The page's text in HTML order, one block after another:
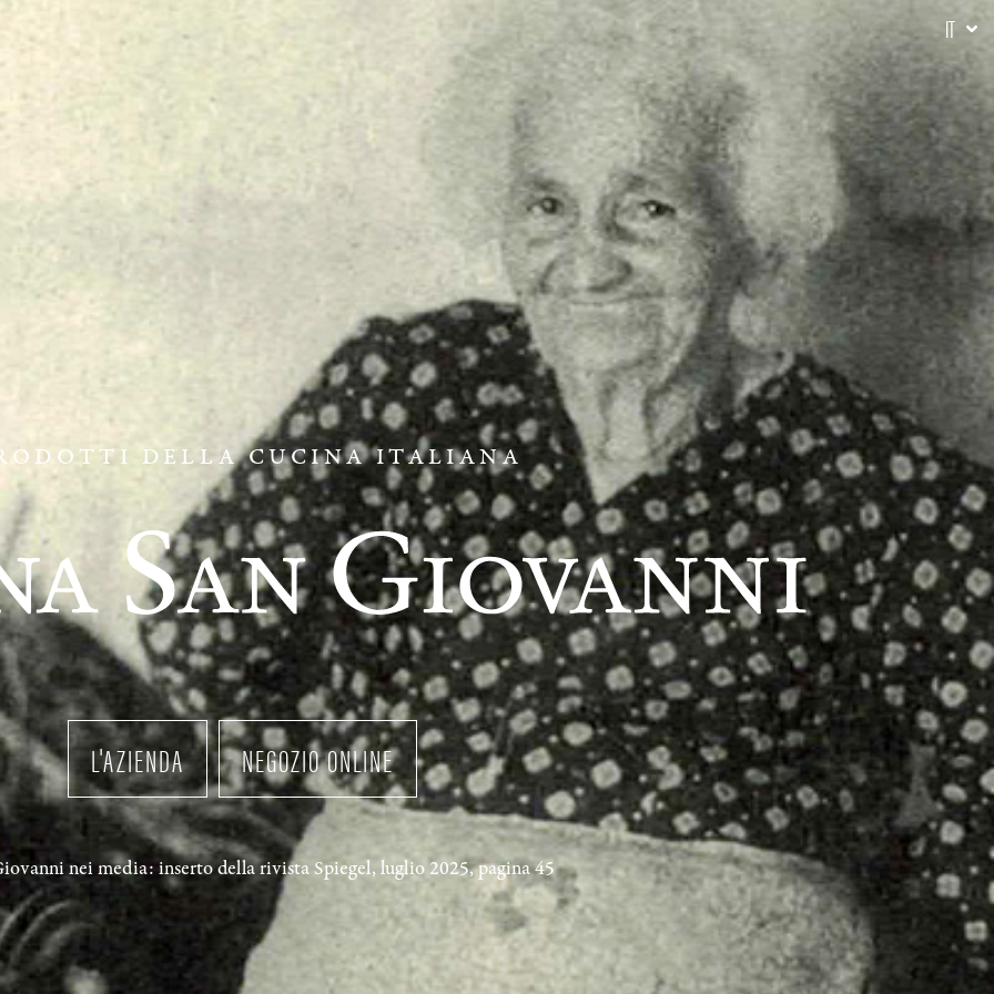
IT
DELLA CUCINA ITALIANA
L'AZIENDA NEGOZIO ONLINE
nei media: inserto della rivista Spiegel, luglio 2025, pagina 45